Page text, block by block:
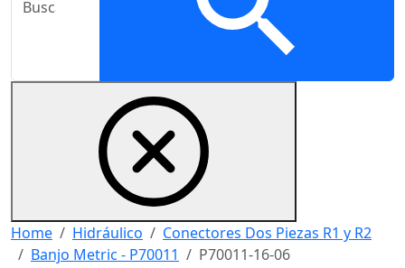
Home Hidráulico
Conectores Dos Piezas R1 y R2
Banjo Metric - P70011
P70011-16-06